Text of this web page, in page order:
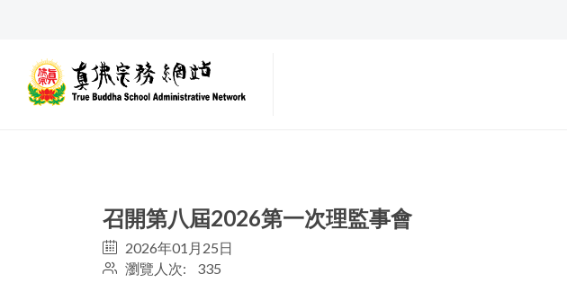
召開第八屆2026第一次理監事會
2026年01月25日
瀏覽人次: 335